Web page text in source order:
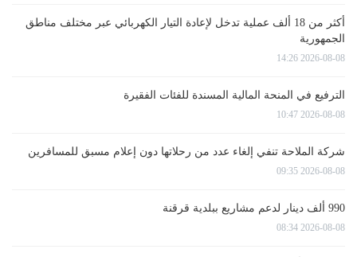
أكثر من 18 ألف عملية تدخل لإعادة التيار الكهربائي عبر مختلف مناطق
الجمهورية
2026-08-08 14:26
الترفيع في المنحة المالية المسندة للفئات الفقيرة
2026-08-08 10:47
شركة الملاحة تنفي إلغاء عدد من رحلاتها دون إعلام مسبق للمسافرين
2026-08-08 09:35
990 ألف دينار لدعم مشاريع ببلدية قرقنة
2026-08-08 08:34